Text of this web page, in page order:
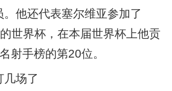
他还代表塞尔维亚参加了
世界杯，在本届世界杯上他贡
射手榜的第20位。
几场了